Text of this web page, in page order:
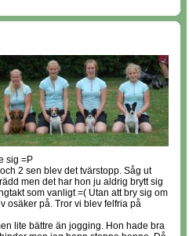
sig =P
2 sen blev det tvärstopp. Såg ut
men det har hon ju aldrig brytt sig
som vanligt =( Utan att bry sig om
osäker på. Tror vi blev felfria på
lite bättre än jogging. Hon hade bra